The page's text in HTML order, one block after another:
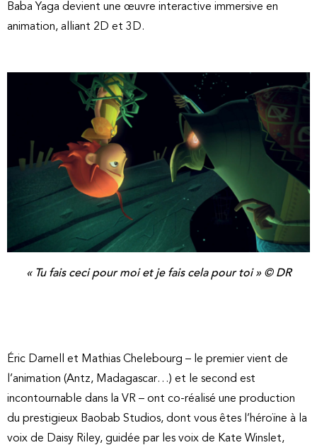
Baba Yaga devient une œuvre interactive immersive en
animation, alliant 2D et 3D.
« Tu fais ceci pour moi et je fais cela pour toi » © DR
Éric Darnell et Mathias Chelebourg – le premier vient de
l’animation (Antz, Madagascar…) et le second est
incontournable dans la VR – ont co-réalisé une production
du prestigieux Baobab Studios, dont vous êtes l’héroïne à la
voix de Daisy Riley, guidée par les voix de Kate Winslet,